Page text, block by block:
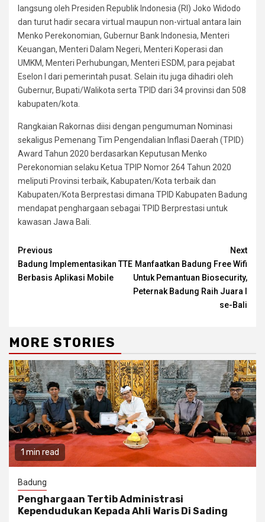
langsung oleh Presiden Republik Indonesia (RI) Joko Widodo
dan turut hadir secara virtual maupun non-virtual antara lain
Menko Perekonomian, Gubernur Bank Indonesia, Menteri
Keuangan, Menteri Dalam Negeri, Menteri Koperasi dan
UMKM, Menteri Perhubungan, Menteri ESDM, para pejabat
Eselon I dari pemerintah pusat. Selain itu juga dihadiri oleh
Gubernur, Bupati/Walikota serta TPID dari 34 provinsi dan 508
kabupaten/kota.
Rangkaian Rakornas diisi dengan pengumuman Nominasi
sekaligus Pemenang Tim Pengendalian Inflasi Daerah (TPID)
Award Tahun 2020 berdasarkan Keputusan Menko
Perekonomian selaku Ketua TPIP Nomor 264 Tahun 2020
meliputi Provinsi terbaik, Kabupaten/Kota terbaik dan
Kabupaten/Kota Berprestasi dimana TPID Kabupaten Badung
mendapat penghargaan sebagai TPID Berprestasi untuk
kawasan Jawa Bali.
Continue
Reading
Previous
Badung Implementasikan TTE
Berbasis Aplikasi Mobile
Next
Manfaatkan Badung Free Wifi
Untuk Pemantuan Biosecurity,
Peternak Badung Raih Juara I
se-Bali
MORE STORIES
1 min read
Badung
Penghargaan Tertib Administrasi
Kependudukan Kepada Ahli Waris Di Sading